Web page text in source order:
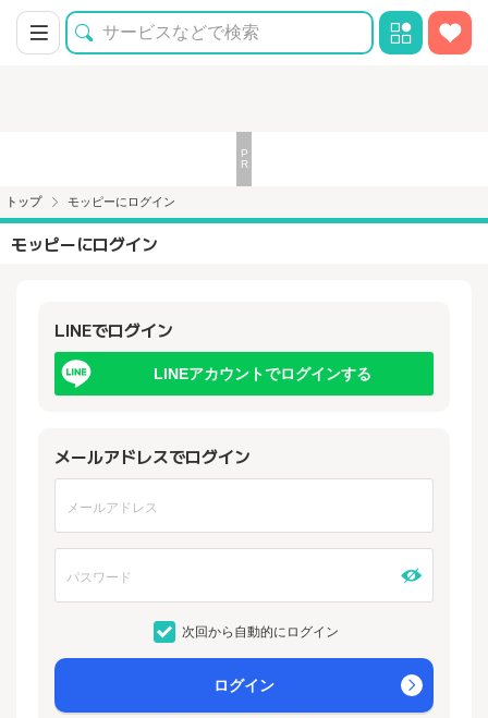
トップ モッピーにログイン
モッピーにログイン
LINEでログイン
LINEアカウントでログインする
メールアドレスでログイン
次回から自動的にログイン
ログイン